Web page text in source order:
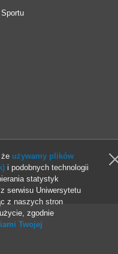
Gdański
że używamy plików
i podobnych technologii
statystyk
serwisu Uniwersytetu
z naszych stron
zgodnie
Twojej